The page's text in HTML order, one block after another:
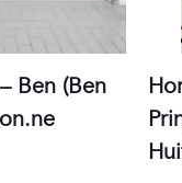
Ben (Ben